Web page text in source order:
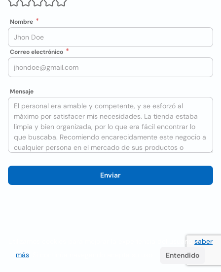
Nombre
Correo electrónico
Mensaje
Enviar
Utilizamos cookies para mejorar la experiencia del usuario saber
más
Entendido